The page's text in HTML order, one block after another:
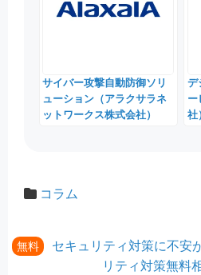
サイバー攻撃自動防御ソリ
ューション（アラクサラネ
ットワークス株式会社）
デ
ー
社
コラム
無料
セキュリティ対策に不安
リティ対策無料